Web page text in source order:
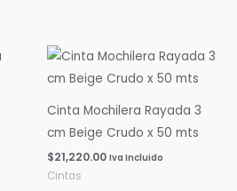
Cinta Mochilera Rayada 3
cm Beige Crudo x 50 mts
$21,220.00 Iva Incluido
Cintas